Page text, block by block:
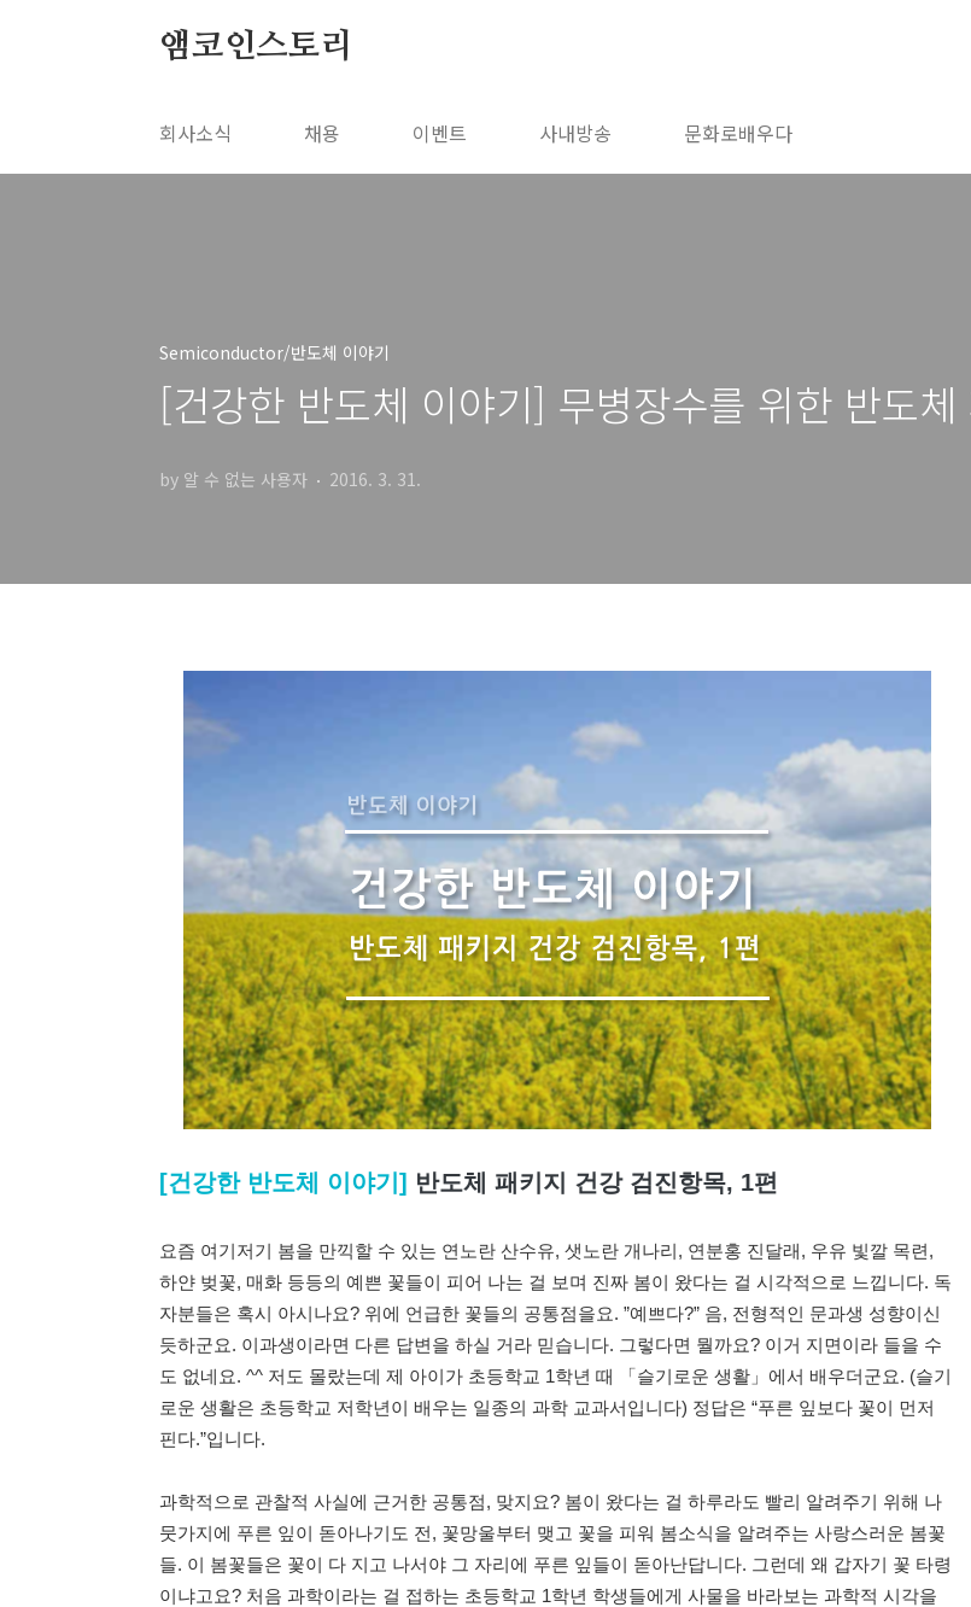
앰코인스토리
회사소식 채용 이벤트 사내방송 문화로배우다
Semiconductor/반도체 이야기
[건강한 반도체 이야기] 무병장수를 위한 반도
by 알 수 없는 사용자 2016. 3. 31.
[건강한 반도체 이야기] 반도체 패키지 건강 검진항목, 1편
요즘 여기저기 봄을 만끽할 수 있는 연노란 산수유, 샛노란 개나리, 연분홍 진달래, 우유 빛깔 목련,
하얀 벚꽃, 매화 등등의 예쁜 꽃들이 피어 나는 걸 보며 진짜 봄이 왔다는 걸 시각적으로 느낍니다. 독
자분들은 혹시 아시나요? 위에 언급한 꽃들의 공통점을요. ”예쁘다?” 음, 전형적인 문과생 성향이신
듯하군요. 이과생이라면 다른 답변을 하실 거라 믿습니다. 그렇다면 뭘까요? 이거 지면이라 들을 수
도 없네요. ^^ 저도 몰랐는데 제 아이가 초등학교 1학년 때 「슬기로운 생활」에서 배우더군요. (슬기
로운 생활은 초등학교 저학년이 배우는 일종의 과학 교과서입니다) 정답은 “푸른 잎보다 꽃이 먼저
핀다.”입니다.
과학적으로 관찰적 사실에 근거한 공통점, 맞지요? 봄이 왔다는 걸 하루라도 빨리 알려주기 위해 나
뭇가지에 푸른 잎이 돋아나기도 전, 꽃망울부터 맺고 꽃을 피워 봄소식을 알려주는 사랑스러운 봄꽃
들. 이 봄꽃들은 꽃이 다 지고 나서야 그 자리에 푸른 잎들이 돋아난답니다. 그런데 왜 갑자기 꽃 타령
이냐고요? 처음 과학이라는 걸 접하는 초등학교 1학년 학생들에게 사물을 바라보는 과학적 시각을